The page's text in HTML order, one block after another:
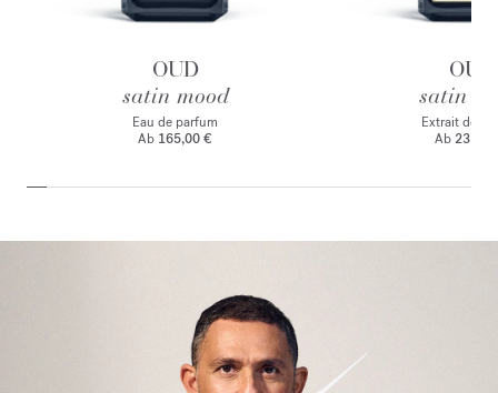
OUD
satin mood
Eau de parfum
Ab 165,00 €
OUD
satin
Extrait de
Ab